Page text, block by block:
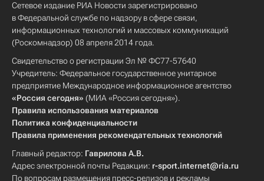
Сетевое издание РИА Новости зарегистрировано
в Федеральной службе по надзору в сфере связи,
информационных технологий и массовых коммуникаций
(Роскомнадзор) 08 апреля 2014 года.
Свидетельство о регистрации Эл № ФС77-57640
Учредитель: Федеральное государственное унитарное
предприятие Международное информационное агентство
«Россия сегодня» (МИА «Россия сегодня»).
Правила использования материалов
Политика конфиденциальности
Правила применения рекомендательных технологий
Главный редактор: Гаврилова А.В.
Адрес электронной почты Редакции: r-sport.internet@ria.ru
По вопросам размещения пресс-релизов и рекламы